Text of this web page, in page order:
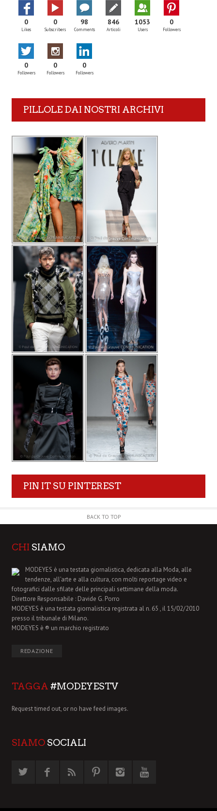
0
Likes
0
Subscribers
98
Comments
846
Articoli
1053
Users
0
Followers
0
Followers
0
Followers
0
Followers
PILLOLE DAI NOSTRI ARCHIVI
PIN IT SU PINTEREST
BACK TO TOP
CHI SIAMO
MODEYES è una testata giornalistica, dedicata alla Moda, alle
tendenze, all'arte e alla cultura, con molti reportage video e
fotografici dalle sfilate delle principali settimane della moda.
Direttore Responsabile : Davide G. Porro
MODEYES è una testata giornalistica registrata al n. 65 , il 15/02/2010
presso il tribunale di Milano.
MODEYES è ® un marchio registrato
REDAZIONE
TAGGA #MODEYESTV
Request timed out, or no have feed images.
SIAMO SOCIALI